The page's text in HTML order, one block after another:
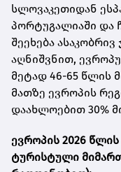
სლოვაკეთიდან
პორტუგალიაში და
შეეხება
აღნიშვნით,
მეტად 46-65 წლის
მათზე ევროპის
დაახლოებით 30%
ევროპის 2026
ტურისტული